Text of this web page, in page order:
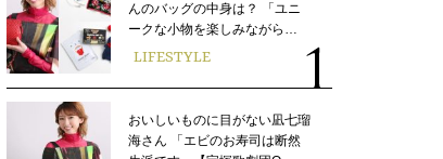
んのバッグの中身は？ 「ユニ
ークな小物を楽しみながら…
LIFESTYLE
おいしいものに目がない凪七瑠
海さん 「エビのお寿司は断然